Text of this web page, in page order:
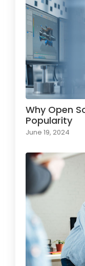
Why Open
Popularity
June 19, 2024